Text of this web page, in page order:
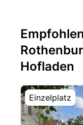
Hofladen
Einzelplatz